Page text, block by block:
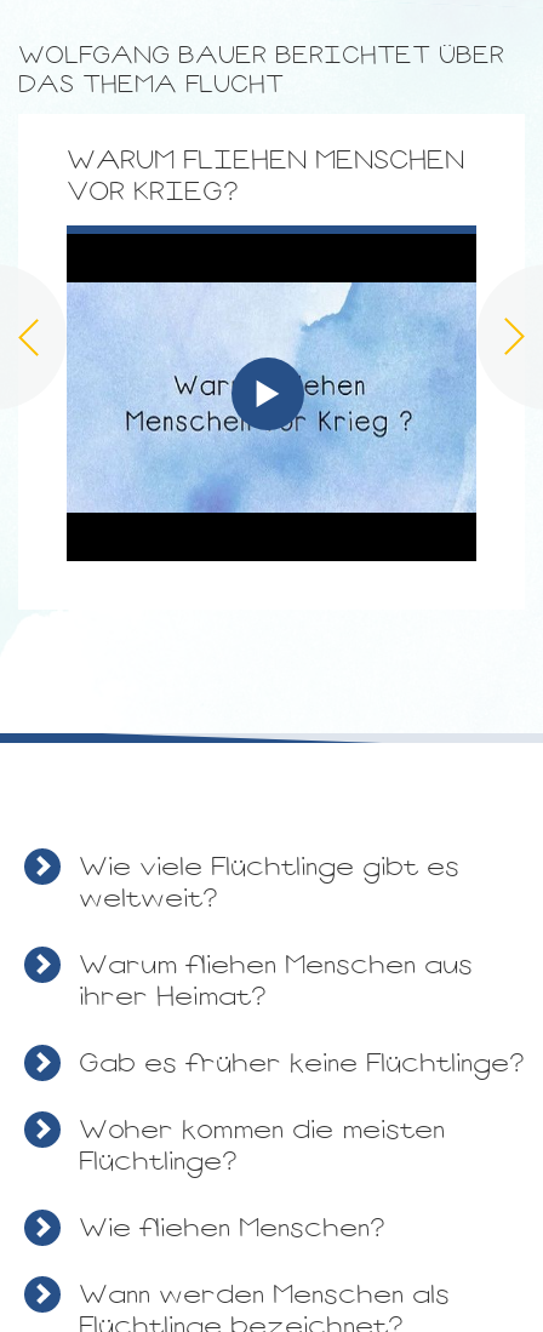
WOLFGANG BAUER BERICHTET ÜBER
DAS THEMA FLUCHT
WARUM FLIEHEN MENSCHEN
VOR KRIEG?
Wie viele Flüchtlinge gibt es
weltweit?
Warum fliehen Menschen aus
ihrer Heimat?
Gab es früher keine Flüchtlinge?
Woher kommen die meisten
Flüchtlinge?
Wie fliehen Menschen?
Wann werden Menschen als